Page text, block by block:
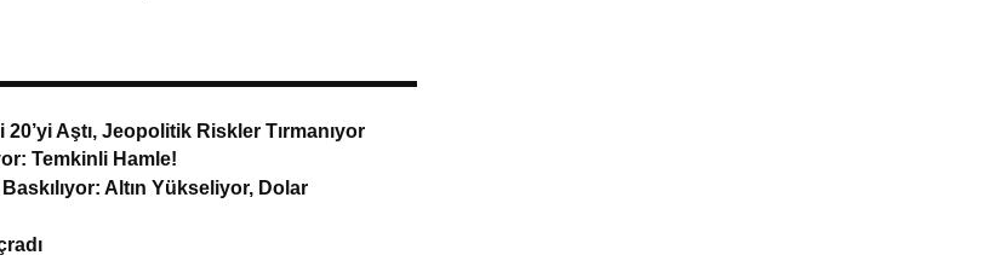
Aştı, Jeopolitik Riskler Tırmanıyor
Temkinli Hamle!
Altın Yükseliyor, Dolar